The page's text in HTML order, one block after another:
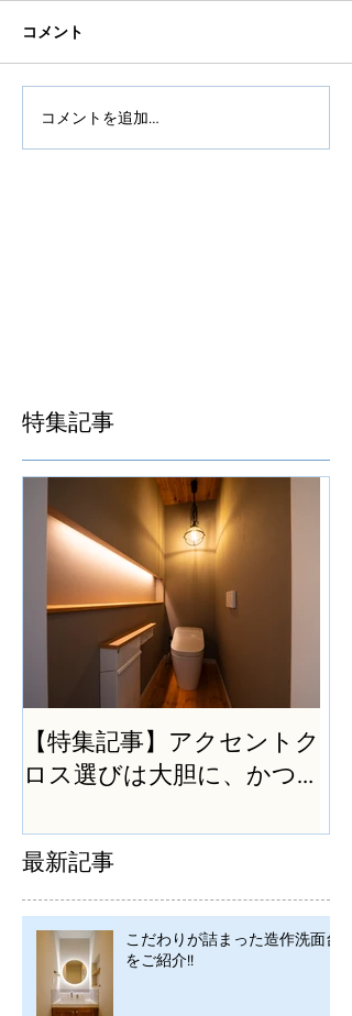
コメント
コメントを追加…
特集記事
【特集記事】アクセントク
ロス選びは大胆に、かつ
最新記事
こだわりが詰まった造作洗面台
をご紹介!!